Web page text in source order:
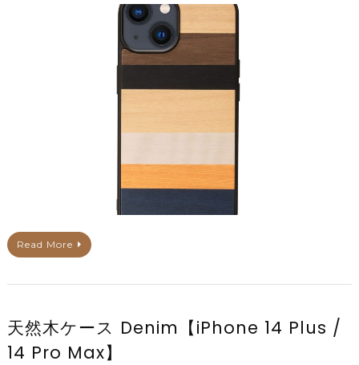
Read More
天然木ケース Denim【iPhone 14 Plus /
14 Pro Max】